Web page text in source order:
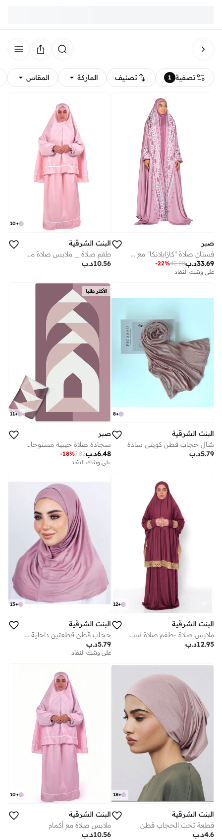
تصفية 1 تصنيف الماركة المقاس
صبر
فستان صلاة "كازابلانكا" مع حقيبة سفر، وردي
د.ب33.69
42.88
-22%
على وشك النفاد
+
10
البنت الشرقية
طقم صلاة _ ملابس صلاة مع أكمام
د.ب10.56
+
8
البنت الشرقية
شال حجاب قطن كويتي سادة
د.ب5.79
الأكثر طلبا
+
11
صبر
سجادة صلاة جيبية مستوحاة من فيلم "كازابلانكا"
د.ب6.48
7.82
-18%
على وشك النفاد
+
12
البنت الشرقية
ملابس صلاة -طقم صلاة نسائي قطن
د.ب12.95
+
13
البنت الشرقية
حجاب قطن قطعتين داخلية وخارجية
د.ب5.79
على وشك النفاد
+
18
البنت الشرقية
قطعة تحت الحجاب قطن
د.ب4.6
+
10
البنت الشرقية
ملابس صلاة مع أكمام
د.ب10.56